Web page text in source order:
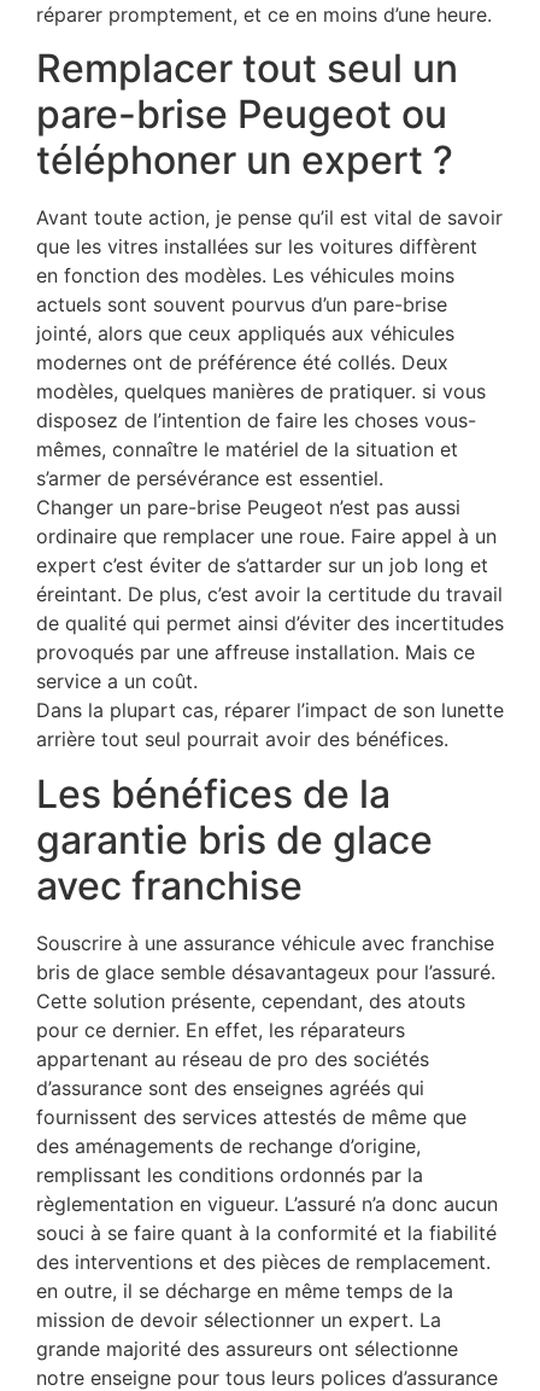
réparer promptement, et ce en moins d’une heure.
Remplacer tout seul un
pare-brise Peugeot ou
téléphoner un expert ?
Avant toute action, je pense qu’il est vital de savoir
que les vitres installées sur les voitures diffèrent
en fonction des modèles. Les véhicules moins
actuels sont souvent pourvus d’un pare-brise
jointé, alors que ceux appliqués aux véhicules
modernes ont de préférence été collés. Deux
modèles, quelques manières de pratiquer. si vous
disposez de l’intention de faire les choses vous-
mêmes, connaître le matériel de la situation et
s’armer de persévérance est essentiel.
Changer un pare-brise Peugeot n’est pas aussi
ordinaire que remplacer une roue. Faire appel à un
expert c’est éviter de s’attarder sur un job long et
éreintant. De plus, c’est avoir la certitude du travail
de qualité qui permet ainsi d’éviter des incertitudes
provoqués par une affreuse installation. Mais ce
service a un coût.
Dans la plupart cas, réparer l’impact de son lunette
arrière tout seul pourrait avoir des bénéfices.
Les bénéfices de la
garantie bris de glace
avec franchise
Souscrire à une assurance véhicule avec franchise
bris de glace semble désavantageux pour l’assuré.
Cette solution présente, cependant, des atouts
pour ce dernier. En effet, les réparateurs
appartenant au réseau de pro des sociétés
d’assurance sont des enseignes agréés qui
fournissent des services attestés de même que
des aménagements de rechange d’origine,
remplissant les conditions ordonnés par la
règlementation en vigueur. L’assuré n’a donc aucun
souci à se faire quant à la conformité et la fiabilité
des interventions et des pièces de remplacement.
en outre, il se décharge en même temps de la
mission de devoir sélectionner un expert. La
grande majorité des assureurs ont sélectionne
notre enseigne pour tous leurs polices d’assurance